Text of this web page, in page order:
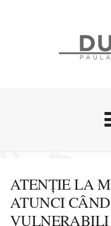
ATENȚIE LA
ATUNCI
VULNERABILI